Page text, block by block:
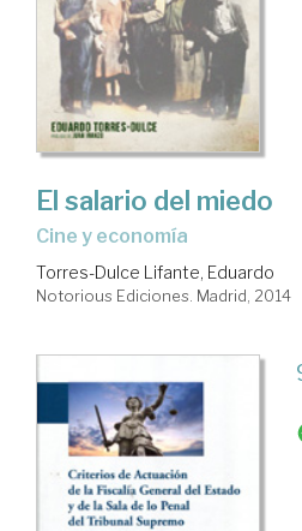
El salario del miedo
cine y economía
Torres-Dulce Lifante, Eduardo
Notorious Ediciones. Madrid, 2014